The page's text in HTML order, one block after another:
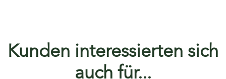
Kunden interessierten sich
auch für...